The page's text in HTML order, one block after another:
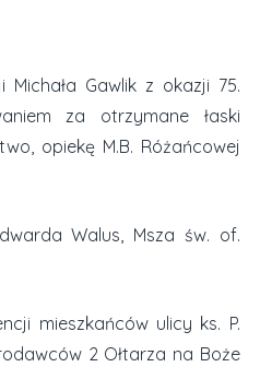
Gawlik z okazji 75.
za otrzymane łaski
opiekę M.B. Różańcowej
Walus, Msza św. of.
mieszkańców ulicy ks. P.
2 Ołtarza na Boże